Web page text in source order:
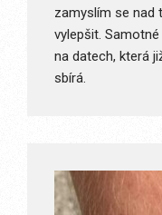
zamyslím se nad
vylepšit.
na datech, která
sbírá.